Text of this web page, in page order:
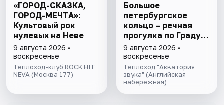
«ГОРОД-СКАЗКА,
ГОРОД-МЕЧТА»:
Культовый рок
нулевых на Неве
9 августа 2026 •
воскресенье
Теплоход-клуб ROCK HIT
NEVA (Москва 177)
Большое
петербургское
кольцо – речная
прогулка пo Граду
на Неве с
авторской
экскурсией и живой
музыкой в тёплом
салоне теплохода
9 августа 2026 •
воскресенье
Теплоход "Акватория
звука" (Английская
набережная)